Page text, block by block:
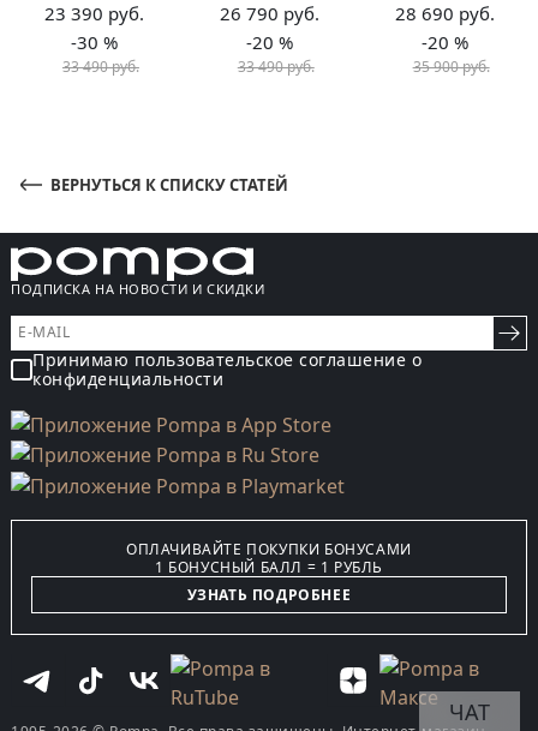
90% пух и 10%
перо
23 390 руб.
-30 %
33 490 руб.
90% пух и 10%
перо
26 790 руб.
-20 %
33 490 руб.
утеплителем
90% пух и 10%
перо
28 690 руб.
-20 %
35 900 руб.
ВЕРНУТЬСЯ К СПИСКУ СТАТЕЙ
ПОДПИСКА НА НОВОСТИ И СКИДКИ
Принимаю пользовательское соглашение о
конфиденциальности
ОПЛАЧИВАЙТЕ ПОКУПКИ БОНУСАМИ
1 БОНУСНЫЙ БАЛЛ = 1 РУБЛЬ
УЗНАТЬ ПОДРОБНЕЕ
ЧАТ